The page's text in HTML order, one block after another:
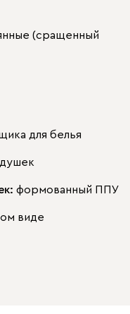
(сращенный
для белья
формованный ППУ
виде